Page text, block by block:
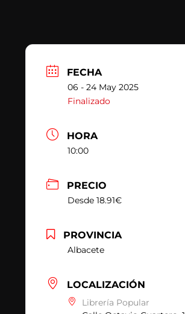
FECHA
06 - 24 May 2025
Finalizado
HORA
10:00
PRECIO
Desde 18.91€
PROVINCIA
Albacete
LOCALIZACIÓN
Librería Popular